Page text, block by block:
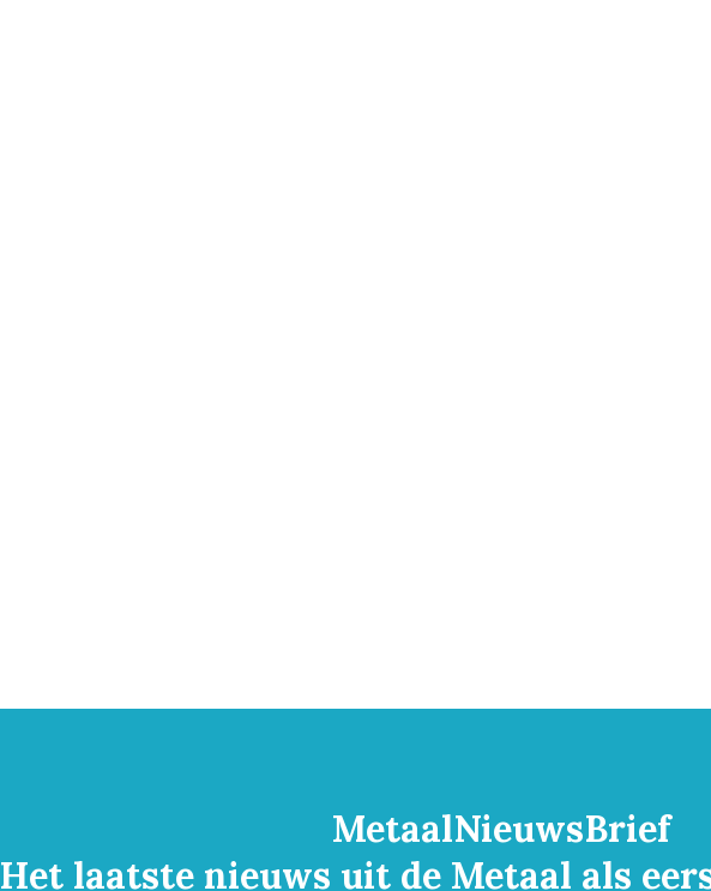
MetaalNieuwsBrief
Het laatste nieuws uit de Metaal als